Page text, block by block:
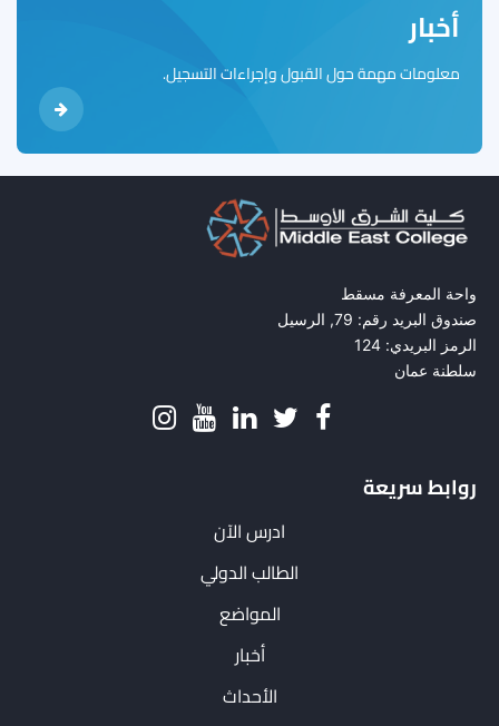
أخبار
معلومات مهمة حول القبول وإجراءات التسجيل.
واحة المعرفة مسقط
صندوق البريد رقم: 79, الرسيل
الرمز البريدي: 124
سلطنة عمان
روابط سريعة
ادرس الآن
الطالب الدولي
المواضع
أخبار
الأحداث